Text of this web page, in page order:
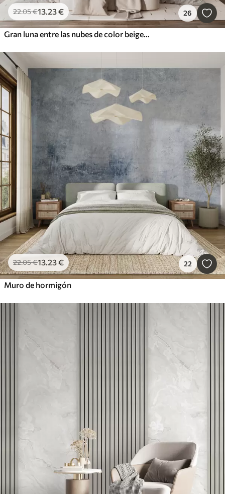
22.05€13.23€ 26
Gran luna entre las nubes de color beige estilo loft
22.05€13.23€ 22
Muro de hormigón